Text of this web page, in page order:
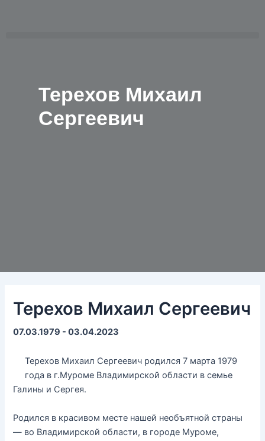
Терехов Михаил
Сергеевич
Терехов Михаил Сергеевич
07.03.1979 - 03.04.2023
Терехов Михаил Сергеевич родился 7 марта 1979
года в г.Муроме Владимирской области в семье
Галины и Сергея.
Родился в красивом месте нашей необъятной страны
— во Владимирской области, в городе Муроме,